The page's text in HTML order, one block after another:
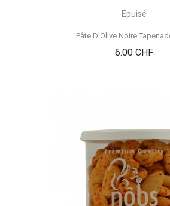
Epuisé
Pâte D'Olive Noire
6.00 CHFPrix